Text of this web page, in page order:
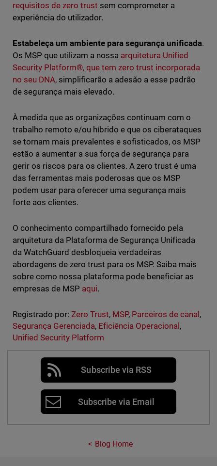
requisitos de zero trust sem comprometer a
experiência do utilizador.
Estabeleça um ambiente para segurança unificada.
Os MSP que utilizam a nossa arquitetura Unified
Security Platform®, que tem zero trust incorporada
no seu DNA, simplificarão a adesão a esse padrão
de segurança mais elevado.
À medida que as organizações continuam com o
trabalho remoto e/ou híbrido e que os ciberataques
se tornam mais prevalentes e sofisticados, os MSP
estão a aumentar a sua força de segurança para
gerir os riscos para os clientes. A zero trust é uma
das ferramentas mais poderosas que os MSP
podem usar para oferecer uma segurança mais
forte aos clientes.
O conhecimento compartilhado fornecido pela
arquitetura da Plataforma de Segurança Unificada
da WatchGuard desbloqueia verdadeiras
abordagens de zero trust para os MSP. Saiba mais
sobre como nossa plataforma pode beneficiar as
empresas de MSP aqui.
Registrado por: Zero Trust, MSP, Parceiros de canal ,
Segurança Gerenciada, Eficiência Operacional ,
Unified Security Platform
Subscribe via RSS
Subscribe via Email
Blog Home